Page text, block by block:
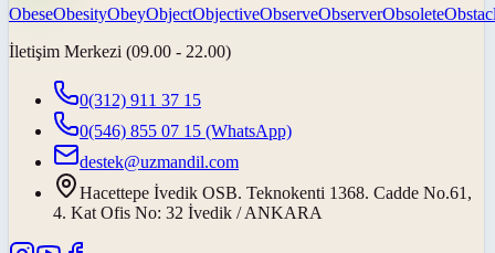
ObeseObesityObeyObjectObjectiveObserveObserverObsolete
İletişim Merkezi (09.00 - 22.00)
0(312) 911 37 15
0(546) 855 07 15 (WhatsApp)
destek@uzmandil.com
Hacettepe İvedik OSB. Teknokenti 1368. Cadde No.61,
4. Kat Ofis No: 32 İvedik / ANKARA